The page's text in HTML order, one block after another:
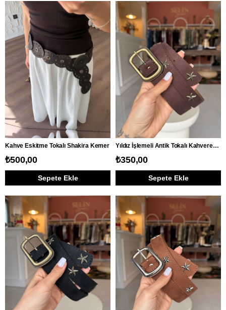
Kahve Eskitme Tokalı Shakira Kemer
₺500,00
Sepete Ekle
Yıldız İşlemeli Antik Tokalı Kahverengi Süet Kemer
₺350,00
Sepete Ekle